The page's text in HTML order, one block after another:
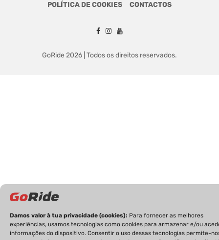
Damos valor à tua privacidade (cookies): Para fornecer as melhores
experiências, usamos tecnologias como cookies para armazenar e/ou
informações do dispositivo. Consentir o uso dessas tecnologias permite-
POLÍTICA DE COOKIES
CONTACTOS
GoRide 2026 | Todos os direitos reservados.